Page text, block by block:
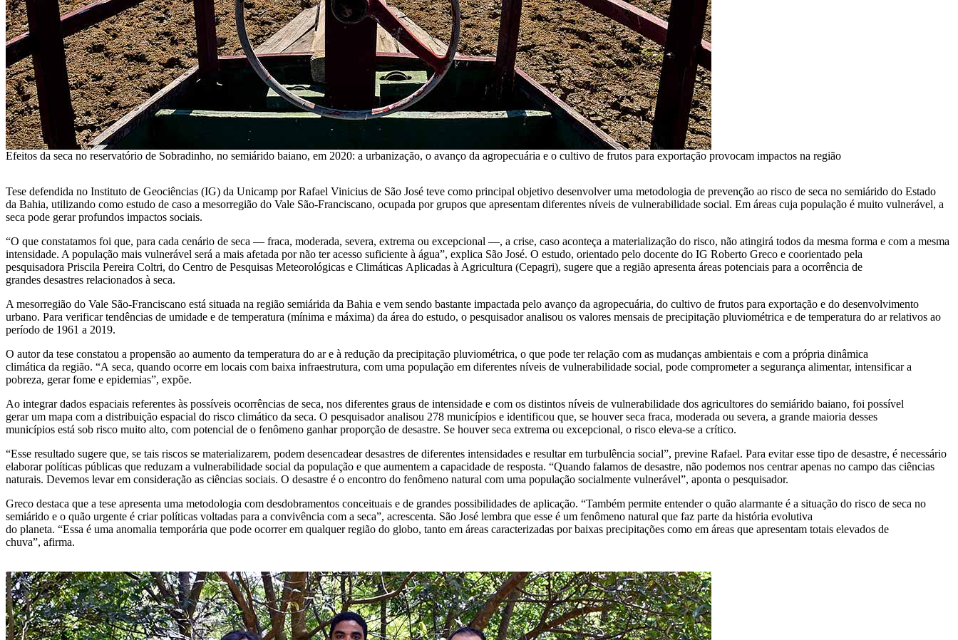
Efeitos da seca no reservatório de Sobradinho, no semiárido baiano, em 2020: a urbanização, o avanço da agropecuária e o cultivo de frutos para exportação provocam impactos na região
Tese defendida no Instituto de Geociências (IG) da Unicamp por Rafael Vinicius de São José teve como principal objetivo desenvolver uma metodologia de prevenção ao risco de seca no semiárido do Estado
da Bahia, utilizando como estudo de caso a mesorregião do Vale São-Franciscano, ocupada por grupos que apresentam diferentes níveis de vulnerabilidade social. Em áreas cuja população é muito vulnerável, a
seca pode gerar profundos impactos sociais.
“O que constatamos foi que, para cada cenário de seca — fraca, moderada, severa, extrema ou excepcional —, a crise, caso aconteça a materialização do risco, não atingirá todos da mesma forma e com a mesma
intensidade. A população mais vulnerável será a mais afetada por não ter acesso suficiente à água”, explica São José. O estudo, orientado pelo docente do IG Roberto Greco e coorientado pela
pesquisadora Priscila Pereira Coltri, do Centro de Pesquisas Meteorológicas e Climáticas Aplicadas à Agricultura (Cepagri), sugere que a região apresenta áreas potenciais para a ocorrência de
grandes desastres relacionados à seca.
A mesorregião do Vale São-Franciscano está situada na região semiárida da Bahia e vem sendo bastante impactada pelo avanço da agropecuária, do cultivo de frutos para exportação e do desenvolvimento
urbano. Para verificar tendências de umidade e de temperatura (mínima e máxima) da área do estudo, o pesquisador analisou os valores mensais de precipitação pluviométrica e de temperatura do ar relativos ao
período de 1961 a 2019.
O autor da tese constatou a propensão ao aumento da temperatura do ar e à redução da precipitação pluviométrica, o que pode ter relação com as mudanças ambientais e com a própria dinâmica
climática da região. “A seca, quando ocorre em locais com baixa infraestrutura, com uma população em diferentes níveis de vulnerabilidade social, pode comprometer a segurança alimentar, intensificar a
pobreza, gerar fome e epidemias”, expõe.
Ao integrar dados espaciais referentes às possíveis ocorrências de seca, nos diferentes graus de intensidade e com os distintos níveis de vulnerabilidade dos agricultores do semiárido baiano, foi possível
gerar um mapa com a distribuição espacial do risco climático da seca. O pesquisador analisou 278 municípios e identificou que, se houver seca fraca, moderada ou severa, a grande maioria desses
municípios está sob risco muito alto, com potencial de o fenômeno ganhar proporção de desastre. Se houver seca extrema ou excepcional, o risco eleva-se a crítico.
“Esse resultado sugere que, se tais riscos se materializarem, podem desencadear desastres de diferentes intensidades e resultar em turbulência social”, previne Rafael. Para evitar esse tipo de desastre, é necessário
elaborar políticas públicas que reduzam a vulnerabilidade social da população e que aumentem a capacidade de resposta. “Quando falamos de desastre, não podemos nos centrar apenas no campo das ciências
naturais. Devemos levar em consideração as ciências sociais. O desastre é o encontro do fenômeno natural com uma população socialmente vulnerável”, aponta o pesquisador.
Greco destaca que a tese apresenta uma metodologia com desdobramentos conceituais e de grandes possibilidades de aplicação. “Também permite entender o quão alarmante é a situação do risco de seca no
semiárido e o quão urgente é criar políticas voltadas para a convivência com a seca”, acrescenta. São José lembra que esse é um fenômeno natural que faz parte da história evolutiva
do planeta. “Essa é uma anomalia temporária que pode ocorrer em qualquer região do globo, tanto em áreas caracterizadas por baixas precipitações como em áreas que apresentam totais elevados de
chuva”, afirma.